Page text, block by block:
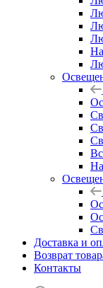
Доставка и
Возврат
Контакты